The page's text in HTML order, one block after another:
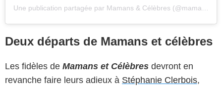
Deux départs de Mamans et célèbres
Les fidèles de Mamans et Célèbres devront en
revanche faire leurs adieux à Stéphanie Clerbois,